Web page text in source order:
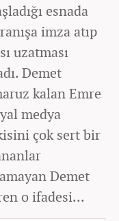
esnada
imza atıp
uzatması
Demet
kalan Emre
medya
çok sert bir
Demet
o ifadesi...